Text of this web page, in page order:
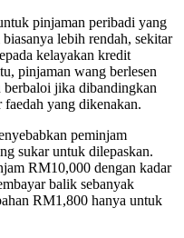
pinjaman peribadi yang
lebih rendah, sekitar
kelayakan kredit
pinjaman wang berlesen
jika dibandingkan
yang dikenakan.
peminjam
sukar untuk dilepaskan.
RM10,000 dengan kadar
balik sebanyak
RM1,800 hanya untuk